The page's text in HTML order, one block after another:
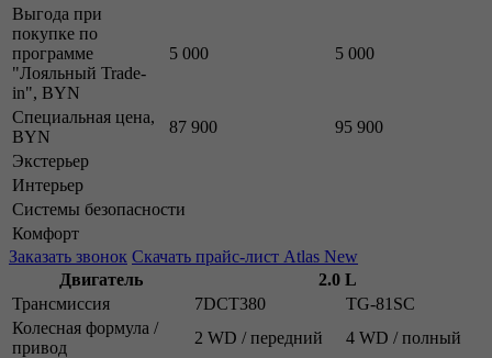
Выгода при
покупке по
программе
"Лояльный Trade-
in", BYN
5 000 5 000
Специальная цена,
BYN
87 900
95 900
Экстерьер
Интерьер
Системы безопасности
Комфорт
Заказать звонок Скачать прайс-лист Atlas New
Двигатель
2.0 L
Трансмиссия
7DCT380
TG-81SC
Колесная формула /
привод
2 WD / передний
4 WD / полный